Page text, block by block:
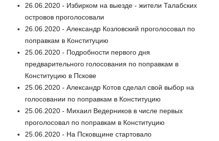
26.06.2020 - Избирком на выезде - жители Талабских
островов проголосовали
26.06.2020 - Александр Козловский проголосовал по
поправкам в Конституцию
25.06.2020 - Подробности первого дня
предварительного голосования по поправкам в
Конституцию в Пскове
25.06.2020 - Александр Котов сделал свой выбор на
голосовании по поправкам в Конституцию
25.06.2020 - Михаил Ведерников в числе первых
проголосовал по поправкам в Конституцию
25.06.2020 - На Псковщине стартовало